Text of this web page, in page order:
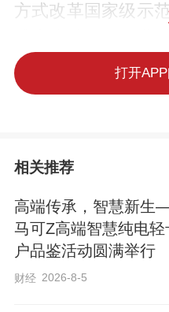
方式改革国家级示
项目报销标准和报
种按照西医病种赋
医支付价格，实现
这在全省尚属首次。
其中，纳入门诊
刺、贴敷疗法、
打开
相关推荐
高端传承，智慧新
马可Z高端智慧纯电轻
户品鉴活动圆满举行
财经 2026-8-5